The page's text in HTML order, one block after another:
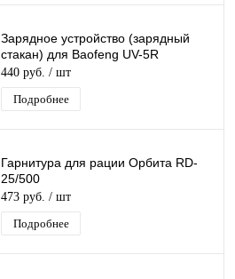
Зарядное устройство (зарядный
стакан) для Baofeng UV-5R
440 руб. / шт
Подробнее
Гарнитура для рации Орбита RD-
25/500
473 руб. / шт
Подробнее